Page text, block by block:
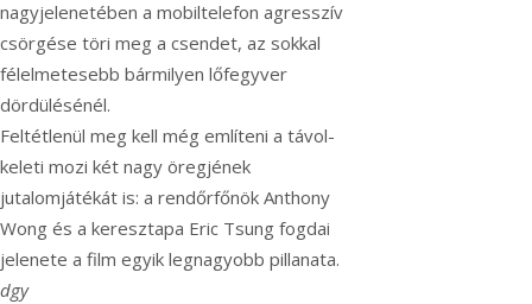
nagyjelenetében a mobiltelefon agresszív
csörgése töri meg a csendet, az sokkal
félelmetesebb bármilyen lőfegyver
dördülésénél.
Feltétlenül meg kell még említeni a távol-
keleti mozi két nagy öregjének
jutalomjátékát is: a rendőrfőnök Anthony
Wong és a keresztapa Eric Tsung fogdai
jelenete a film egyik legnagyobb pillanata.
dgy